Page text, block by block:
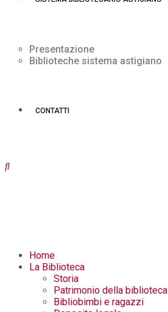
Presentazione
Biblioteche sistema astigiano
CONTATTI
Home
La Biblioteca
Storia
Patrimonio della biblioteca
Bibliobimbi e ragazzi